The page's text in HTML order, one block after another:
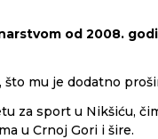
od 2008.
što mu je dodatno
za sport u Nikšiću,
u Crnoj Gori i šire.